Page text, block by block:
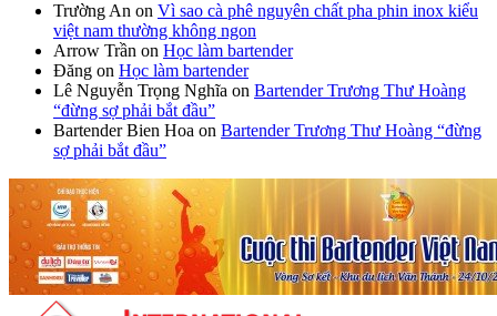
Trường An on Vì sao cà phê nguyên chất pha phin inox kiểu
việt nam thường không ngon
Arrow Trần on Học làm bartender
Đăng on Học làm bartender
Lê Nguyễn Trọng Nghĩa on Bartender Trương Thư Hoàng
“đừng sợ phải bắt đầu”
Bartender Bien Hoa on Bartender Trương Thư Hoàng “đừng
sợ phải bắt đầu”